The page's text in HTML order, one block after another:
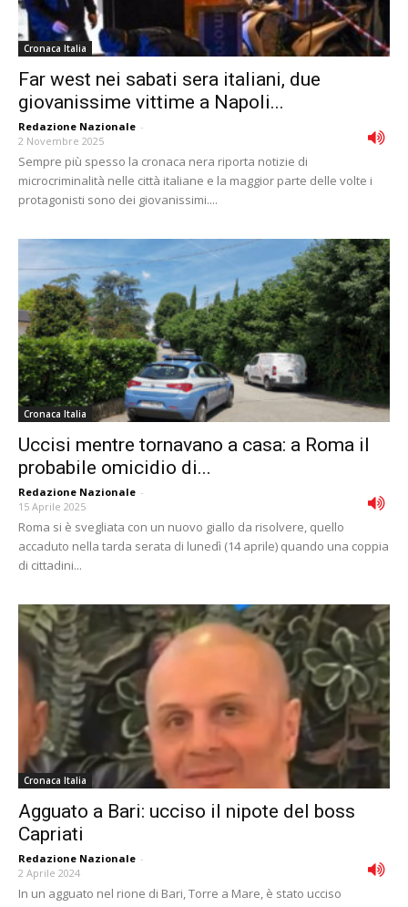
Cronaca Italia
Far west nei sabati sera italiani, due
giovanissime vittime a Napoli...
Redazione Nazionale -
2 Novembre 2025
Sempre più spesso la cronaca nera riporta notizie di
microcriminalità nelle città italiane e la maggior parte delle volte i
protagonisti sono dei giovanissimi....
Cronaca Italia
Uccisi mentre tornavano a casa: a Roma il
probabile omicidio di...
Redazione Nazionale -
15 Aprile 2025
Roma si è svegliata con un nuovo giallo da risolvere, quello
accaduto nella tarda serata di lunedì (14 aprile) quando una coppia
di cittadini...
Cronaca Italia
Agguato a Bari: ucciso il nipote del boss
Capriati
Redazione Nazionale -
2 Aprile 2024
In un agguato nel rione di Bari, Torre a Mare, è stato ucciso